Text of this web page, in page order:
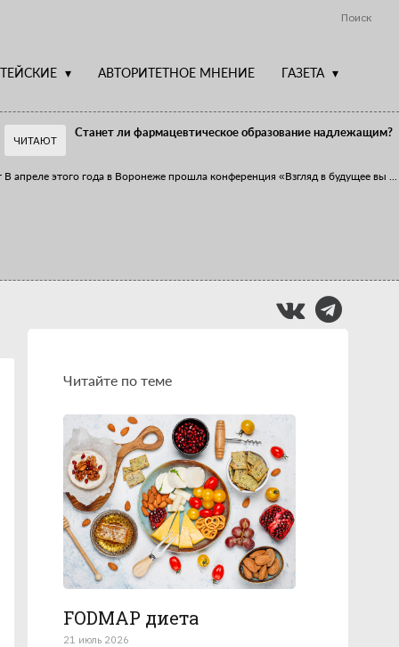
Поиск
АВТОРИТЕТНОЕ МНЕНИЕ ГАЗЕТА
ЧИТАЮТ
Станет ли фармацевтическое образование надлежащим?
В апреле этого года в Воронеже прошла конференция «Взгляд в будущее вы
Читайте по теме
FODMAP диета
21 июль 2026